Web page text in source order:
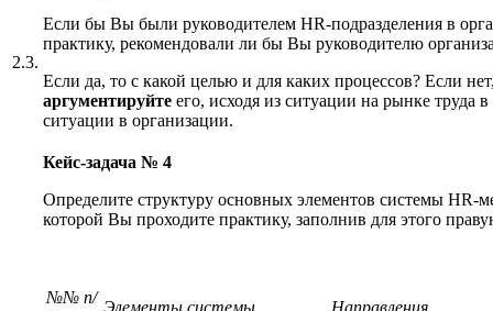
2.3.
Если бы Вы были руководителем HR-подразделения в
практику, рекомендовали ли бы Вы руководителю
Если да, то с какой целью и для каких процессов? Если
аргументируйте его, исходя из ситуации на рынке труда
ситуации в организации.
Кейс-задача № 4
Определите структуру основных элементов системы HR-
которой Вы проходите практику, заполнив для этого
№№ п/
Элементы системы Направления